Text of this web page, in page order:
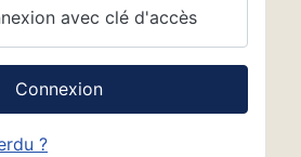
avec clé d'accès
Connexion
?